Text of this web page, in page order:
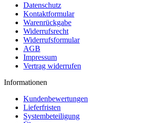
Datenschutz
Kontaktformular
Warenrückgabe
Widerrufsrecht
Widerrufsformular
AGB
Impressum
Vertrag widerrufen
Informationen
Kundenbewertungen
Lieferfristen
Systembeteiligung